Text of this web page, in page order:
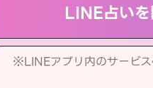
LINE占いを
※LINEアプリ内のサービ